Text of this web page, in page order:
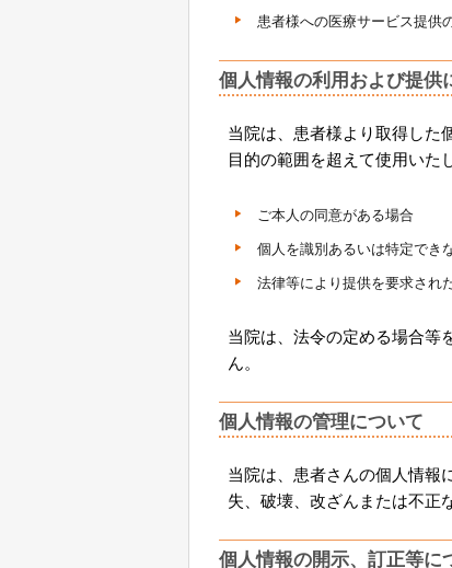
患者様への医療サービス提供
個人情報の利用および提供
当院は、患者様より取得した
目的の範囲を超えて使用いた
ご本人の同意がある場合
個人を識別あるいは特定でき
法律等により提供を要求され
当院は、法令の定める場合等
ん。
個人情報の管理について
当院は、患者さんの個人情報
失、破壊、改ざんまたは不正
個人情報の開示、訂正等に